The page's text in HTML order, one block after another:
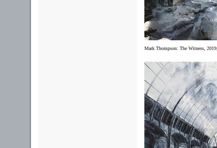
Mark Thompson: The Witness,